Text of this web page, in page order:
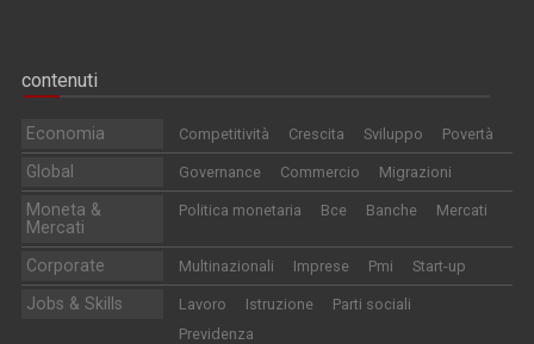
contenuti
Economia Competitività Crescita Sviluppo Povertà
Global Governance Commercio Migrazioni
Moneta &
Mercati
Politica monetaria Bce Banche Mercati
Corporate Multinazionali Imprese Pmi Start-up
Jobs & Skills Lavoro Istruzione
Parti sociali
Previdenza